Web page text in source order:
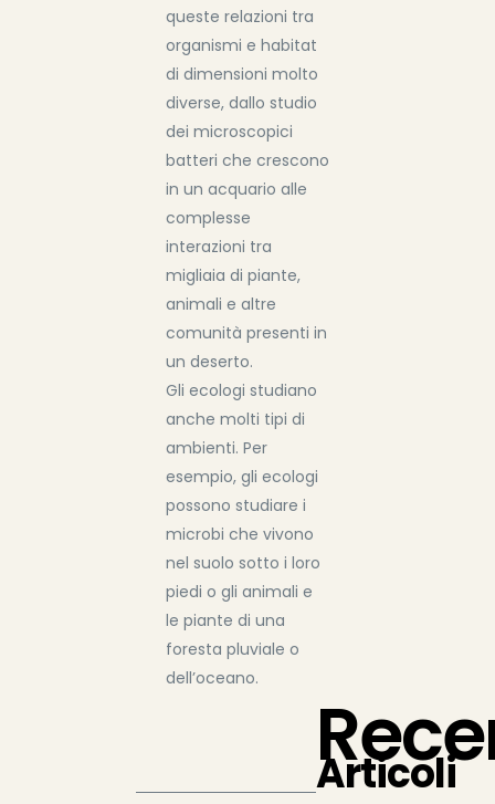
queste relazioni tra
organismi e habitat
di dimensioni molto
diverse, dallo studio
dei microscopici
batteri che crescono
in un acquario alle
complesse
interazioni tra
migliaia di piante,
animali e altre
comunità presenti in
un deserto.
Gli ecologi studiano
anche molti tipi di
ambienti. Per
esempio, gli ecologi
possono studiare i
microbi che vivono
nel suolo sotto i loro
piedi o gli animali e
le piante di una
foresta pluviale o
dell’oceano.
Articoli